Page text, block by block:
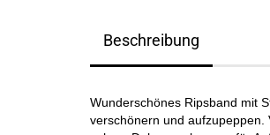
Beschreibung
Wunderschönes Ripsband mit
verschönern und aufzupeppen.